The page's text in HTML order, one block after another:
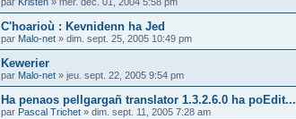
C'hoarioù : Kevnidenn ha Jed
par Malo-net » dim. sept. 25, 2005 10:49 pm
Kewerier
par Malo-net » jeu. sept. 22, 2005 9:54 pm
Ha penaos pellgargañ translator 1.3.2.6.0 ha poEdit...
par Pascal Trichet » dim. sept. 11, 2005 7:28 am